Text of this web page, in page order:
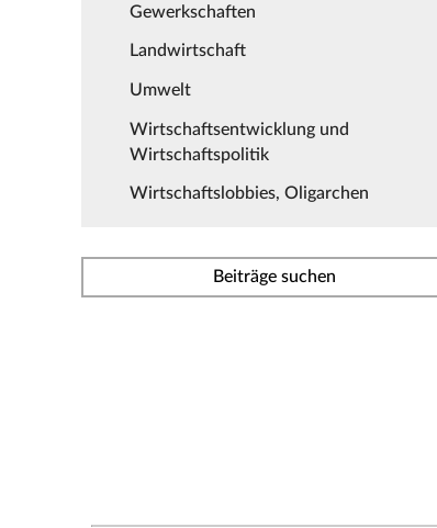
Gewerkschaften
Landwirtschaft
Umwelt
Wirtschaftsentwicklung und
Wirtschaftspolitik
Wirtschaftslobbies, Oligarchen
Beiträge suchen